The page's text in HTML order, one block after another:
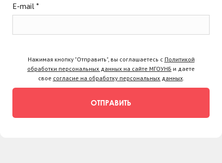
E-mail *
Нажимая кнопку "Отправить", вы соглашаетесь с Политикой
обработки персональных данных на сайте МГОУНБ и даете
свое согласие на обработку персональных данных.
ОТПРАВИТЬ